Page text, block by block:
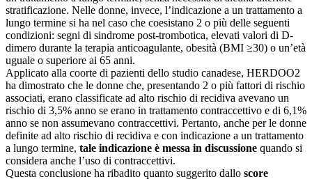
stratificazione. Nelle donne, invece, l’indicazione a un trattamento a
lungo termine si ha nel caso che coesistano 2 o più delle seguenti
condizioni: segni di sindrome post-trombotica, elevati valori di D-
dimero durante la terapia anticoagulante, obesità (BMI ≥30) o un’età
uguale o superiore ai 65 anni.
Applicato alla coorte di pazienti dello studio canadese, HERDOO2
ha dimostrato che le donne che, presentando 2 o più fattori di rischio
associati, erano classificate ad alto rischio di recidiva avevano un
rischio di 3,5% anno se erano in trattamento contraccettivo e di 6,1%
anno se non assumevano contraccettivi. Pertanto, anche per le donne
definite ad alto rischio di recidiva e con indicazione a un trattamento
a lungo termine, tale indicazione è messa in discussione quando si
considera anche l’uso di contraccettivi.
Questa conclusione ha ribadito quanto suggerito dallo score